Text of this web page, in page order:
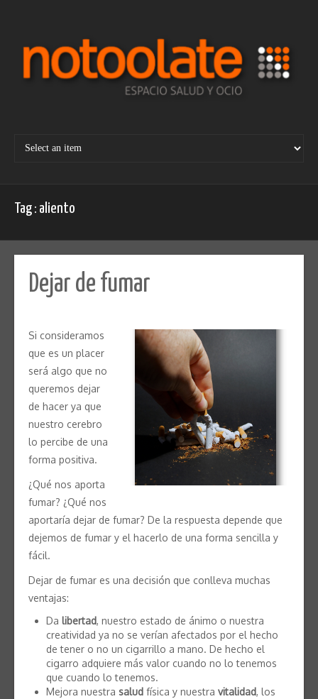
Tag : aliento
Dejar de fumar
Si consideramos
que es un placer
será algo que no
queremos dejar
de hacer ya que
nuestro cerebro
lo percibe de una
forma positiva.
¿Qué nos aporta
fumar? ¿Qué nos
aportaría dejar de fumar? De la respuesta depende que
dejemos de fumar y el hacerlo de una forma sencilla y
fácil.
Dejar de fumar es una decisión que conlleva muchas
ventajas:
Da libertad, nuestro estado de ánimo o nuestra
creatividad ya no se verían afectados por el hecho
de tener o no un cigarrillo a mano. De hecho el
cigarro adquiere más valor cuando no lo tenemos
que cuando lo tenemos.
Mejora nuestra salud física y nuestra vitalidad, los